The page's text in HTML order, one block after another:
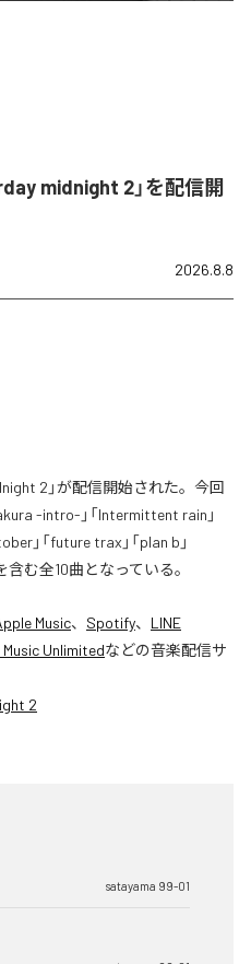
midnight 2」を配信開
2026.8.8
2」が配信開始された。今回
-intro-」「Intermittent rain」
」「future trax」「plan b」
含む全10曲となっている。
Music、 Spotify、 LINE
Unlimitedなどの音楽配信サ
2
satayama 99-01